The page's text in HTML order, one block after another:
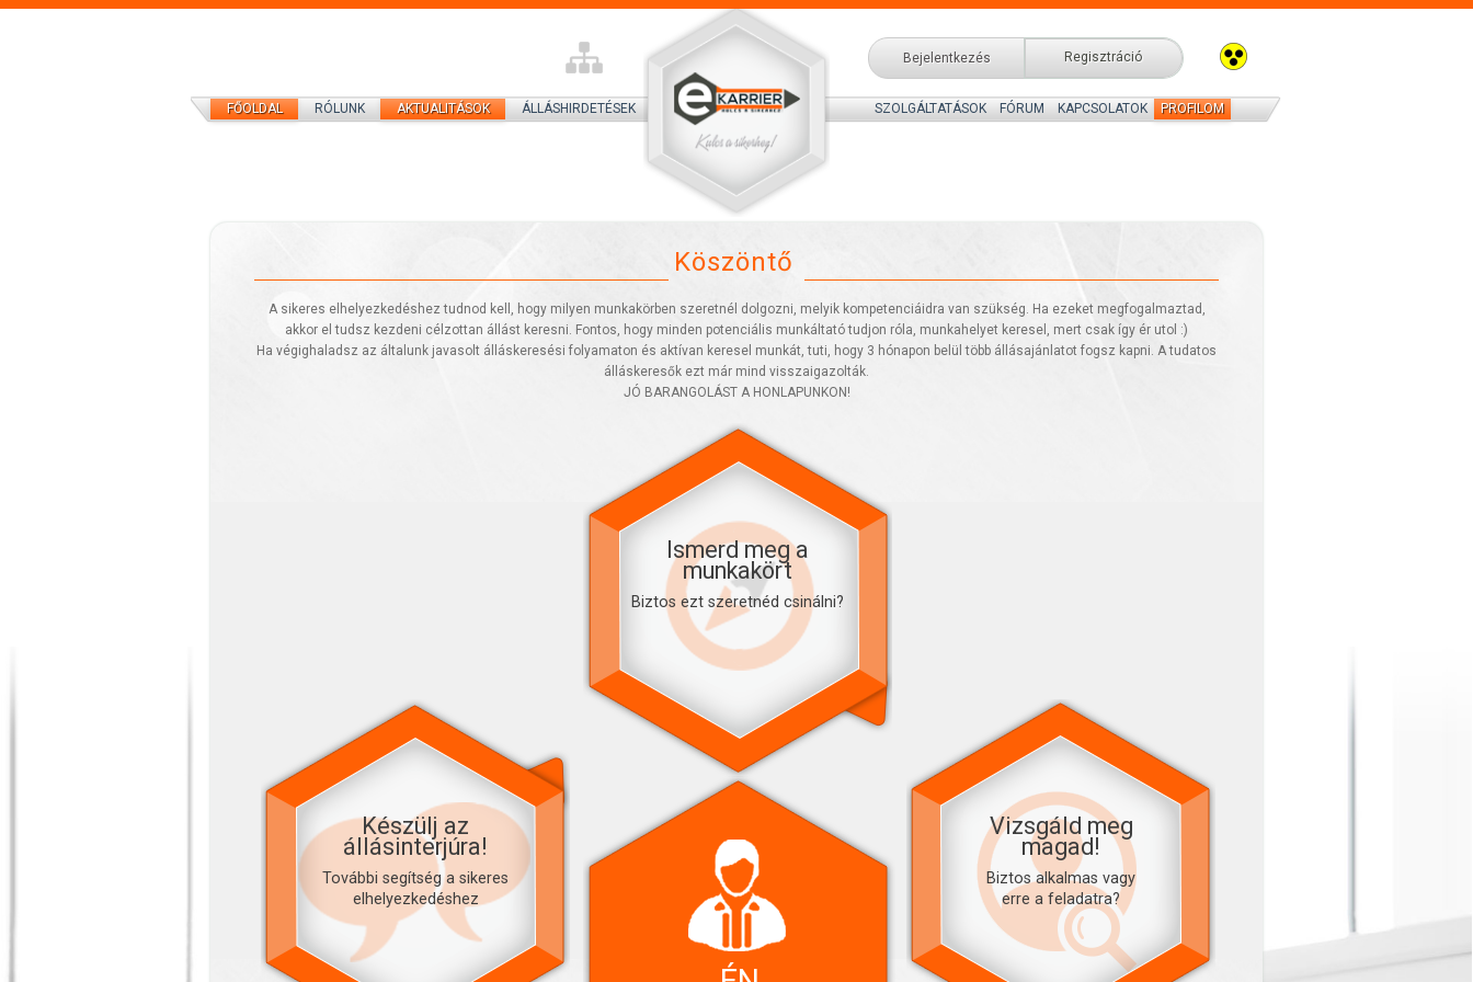
Bejelentkezés Regisztráció
FŐOLDAL RÓLUNK AKTUALITÁSOK ÁLLÁSHIRDETÉSEK SZOLGÁLTATÁSOK FÓRUM KAPCSOLATOK PROFILOM
Köszöntő
A sikeres elhelyezkedéshez tudnod kell, hogy milyen munkakörben szeretnél dolgozni, melyik kompetenciáidra van szükség. Ha ezeket megfogalmaztad,
akkor el tudsz kezdeni célzottan állást keresni. Fontos, hogy minden potenciális munkáltató tudjon róla, munkahelyet keresel, mert csak így ér utol :)
Ha végighaladsz az általunk javasolt álláskeresési folyamaton és aktívan keresel munkát, tuti, hogy 3 hónapon belül több állásajánlatot fogsz kapni. A tudatos
álláskeresők ezt már mind visszaigazolták.
JÓ BARANGOLÁST A HONLAPUNKON!
Ismerd meg a
munkakört
Biztos ezt szeretnéd csinálni?
Vizsgáld meg
magad!
Biztos alkalmas vagy
erre a feladatra?
Készülj az
állásinterjúra!
További segítség a sikeres
elhelyezkedéshez